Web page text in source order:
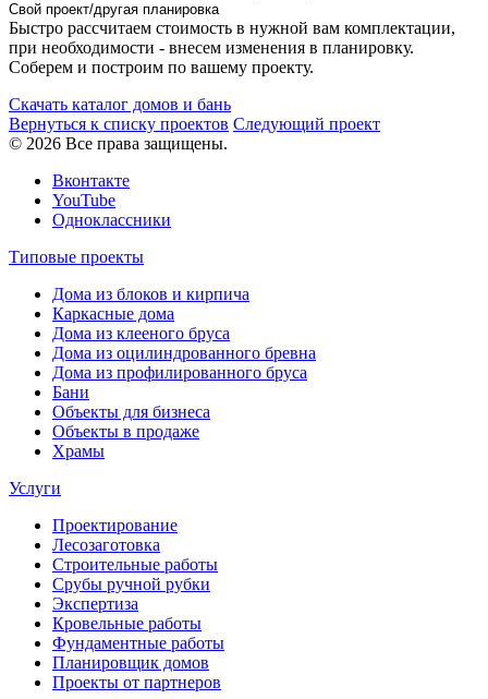
Свой проект/другая планировка
Быстро рассчитаем стоимость в нужной вам комплектации,
при необходимости - внесем изменения в планировку.
Соберем и построим по вашему проекту.
Скачать каталог домов и бань
Вернуться к списку проектов Следующий проект
© 2026 Все права защищены.
Вконтакте
YouTube
Одноклассники
Типовые проекты
Дома из блоков и кирпича
Каркасные дома
Дома из клееного бруса
Дома из оцилиндрованного бревна
Дома из профилированного бруса
Бани
Объекты для бизнеса
Объекты в продаже
Храмы
Услуги
Проектирование
Лесозаготовка
Строительные работы
Срубы ручной рубки
Экспертиза
Кровельные работы
Фундаментные работы
Планировщик домов
Проекты от партнеров